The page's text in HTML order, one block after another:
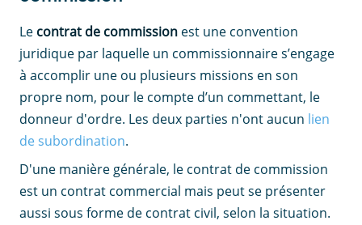
Le contrat de commission est une convention
juridique par laquelle un commissionnaire s’engage
à accomplir une ou plusieurs missions en son
propre nom, pour le compte d’un commettant, le
donneur d'ordre. Les deux parties n'ont aucun lien
de subordination.
D'une manière générale, le contrat de commission
est un contrat commercial mais peut se présenter
aussi sous forme de contrat civil, selon la situation.